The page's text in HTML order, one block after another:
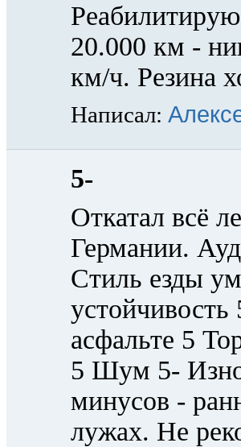
20.000 км -
км/ч. Резина
Написал:
5-
Откатал всё
Германии.
Стиль езды
асфальте 5
5 Шум 5-
минусов -
лужах. Не